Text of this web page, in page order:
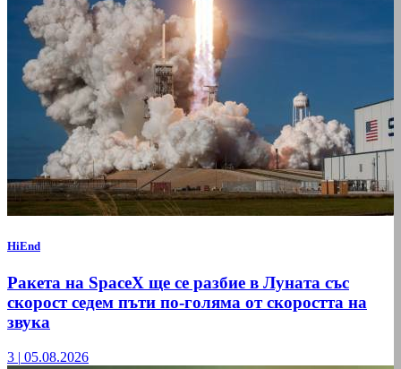
HiEnd
Ракета на SpaceX ще се разбие в Луната със
скорост седем пъти по-голяма от скоростта на
звука
3 | 05.08.2026